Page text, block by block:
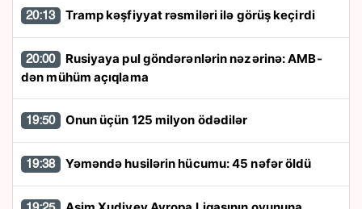
20:13 Tramp kəşfiyyat rəsmiləri ilə görüş keçirdi
20:00
dən mühüm açıqlama
19:50 Onun üçün 125 milyon ödədilər
19:38 Yəməndə husilərin hücumu: 45 nəfər öldü